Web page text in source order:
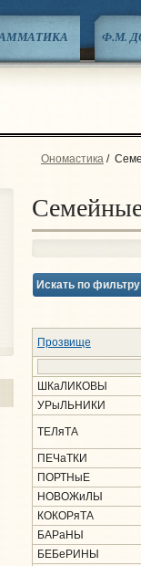
Ф.М.
Ономастика/
Искать по фильтру
Прозвище
ШКаЛИКОВЫ
УРыЛЬНИКИ
ТЕЛяТА
ПЕЧаТКИ
ПОРТНыЕ
НОВОЖиЛЫ
КОКОРяТА
БАРаНЫ
БЕБеРИНЫ